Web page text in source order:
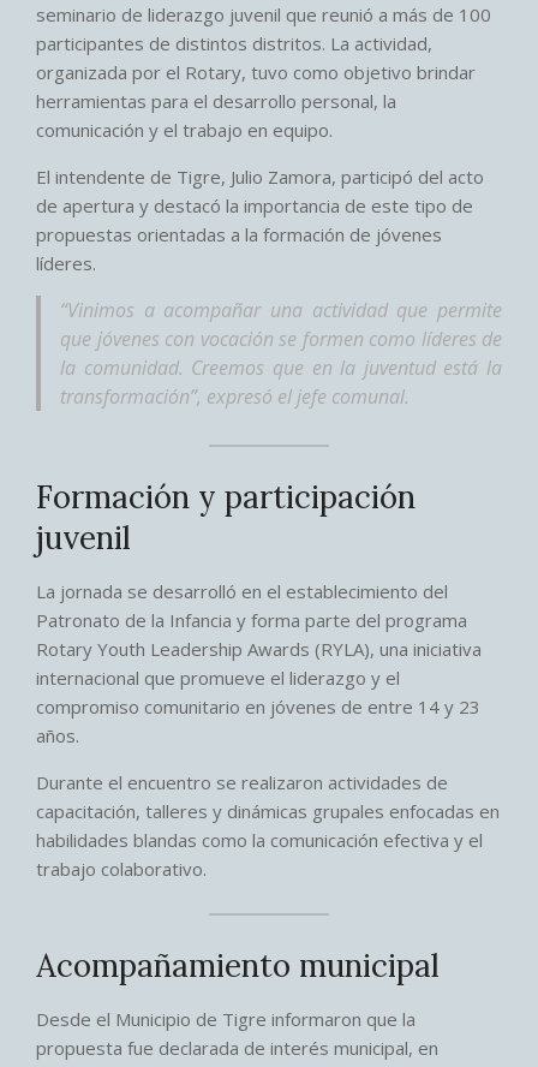
seminario de liderazgo juvenil que reunió a más de 100
participantes de distintos distritos. La actividad,
organizada por el Rotary, tuvo como objetivo brindar
herramientas para el desarrollo personal, la
comunicación y el trabajo en equipo.
El intendente de Tigre, Julio Zamora, participó del acto
de apertura y destacó la importancia de este tipo de
propuestas orientadas a la formación de jóvenes
líderes.
“Vinimos a acompañar una actividad que permite
que jóvenes con vocación se formen como líderes de
la comunidad. Creemos que en la juventud está la
transformación”, expresó el jefe comunal.
Formación y participación
juvenil
La jornada se desarrolló en el establecimiento del
Patronato de la Infancia y forma parte del programa
Rotary Youth Leadership Awards (RYLA), una iniciativa
internacional que promueve el liderazgo y el
compromiso comunitario en jóvenes de entre 14 y 23
años.
Durante el encuentro se realizaron actividades de
capacitación, talleres y dinámicas grupales enfocadas en
habilidades blandas como la comunicación efectiva y el
trabajo colaborativo.
Acompañamiento municipal
Desde el Municipio de Tigre informaron que la
propuesta fue declarada de interés municipal, en